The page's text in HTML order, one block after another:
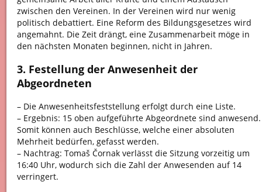
zwischen den Vereinen. In der Vereinen wird nur wenig
politisch debattiert. Eine Reform des Bildungsgesetzes wird
angemahnt. Die Zeit drängt, eine Zusammenarbeit möge in
den nächsten Monaten beginnen, nicht in Jahren.
3. Festellung der Anwesenheit der
Abgeordneten
– Die Anwesenheitsfeststellung erfolgt durch eine Liste.
– Ergebnis: 15 oben aufgeführte Abgeordnete sind anwesend.
Somit können auch Beschlüsse, welche einer absoluten
Mehrheit bedürfen, gefasst werden.
– Nachtrag: Tomaš Čornak verlässt die Sitzung vorzeitig um
16:40 Uhr, wodurch sich die Zahl der Anwesenden auf 14
verringert.